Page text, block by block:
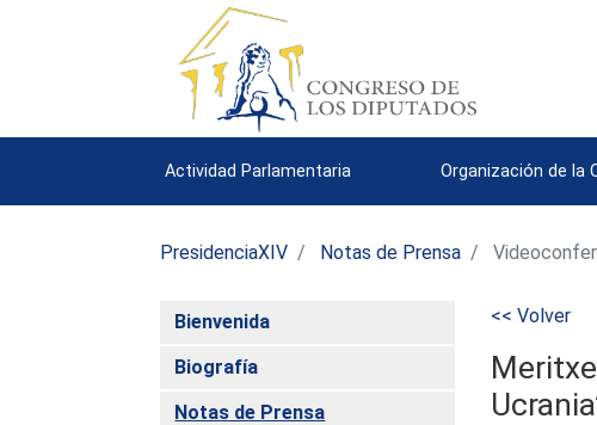
Actividad Parlamentaria Organización de la
PresidenciaXIV Notas de Prensa
Bienvenida
Biografía
Notas de Prensa
<< Volver